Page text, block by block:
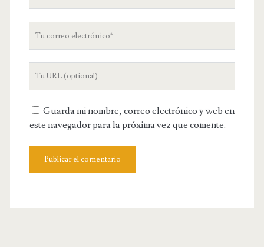
webGuarda mi nombre, correo electrónico y web en
este navegador para la próxima vez que comente.